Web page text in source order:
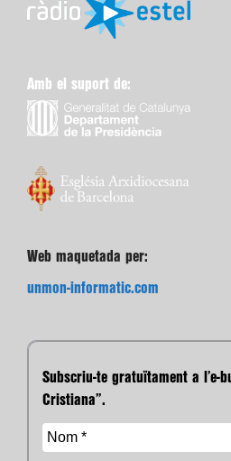
Amb el suport de:
Web maquetada per:
unmon-informatic.com
Subscriu-te gratuïtament a l’e-
Cristiana”.